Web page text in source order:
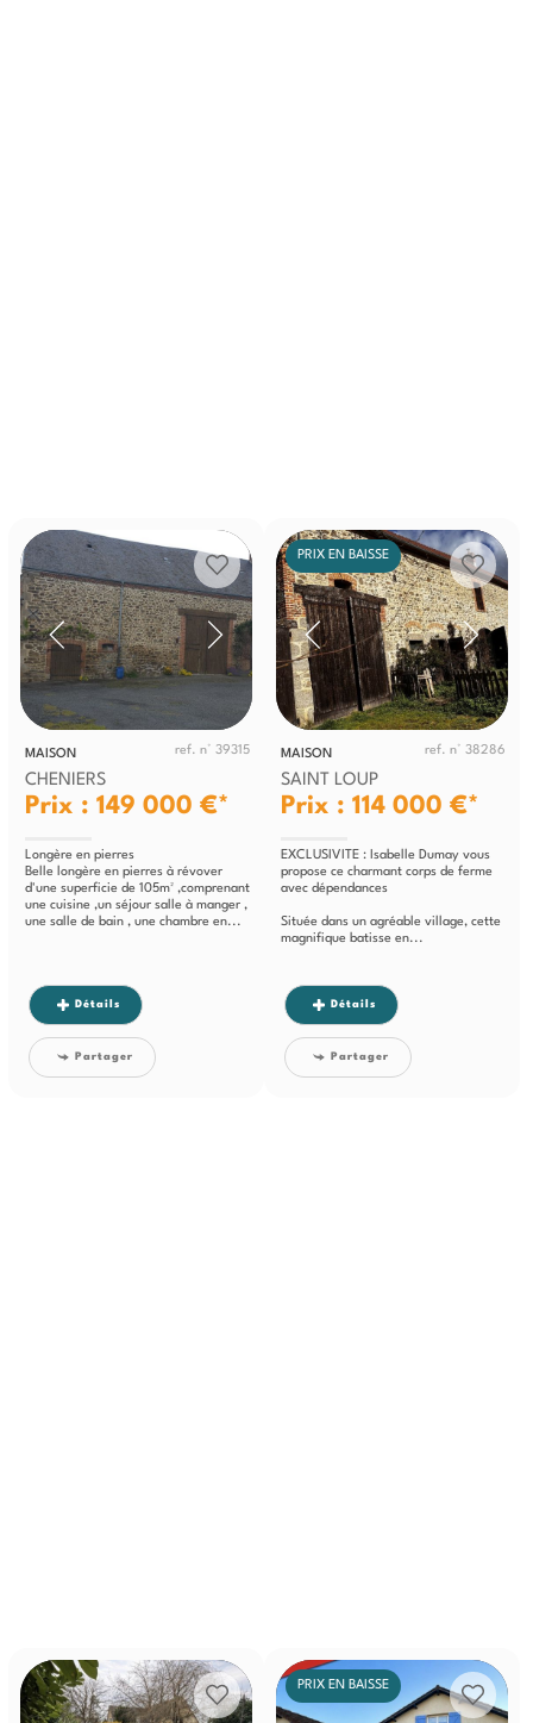
MAISON ref. n° 39315
CHENIERS
Prix : 149 000 €*
Longère en pierres
Belle longère en pierres à révover
d'une superficie de 105m² ,comprenant
une cuisine ,un séjour salle à manger ,
une salle de bain , une chambre en...
Détails
Partager
PRIX EN BAISSE
MAISON ref. n° 38286
SAINT LOUP
Prix : 114 000 €*
EXCLUSIVITE : Isabelle Dumay vous
propose ce charmant corps de ferme
avec dépendances
Située dans un agréable village, cette
magnifique batisse en...
Détails
Partager
PRIX EN BAISSE